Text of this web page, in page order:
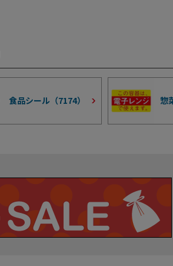
食品シール（7174） 惣